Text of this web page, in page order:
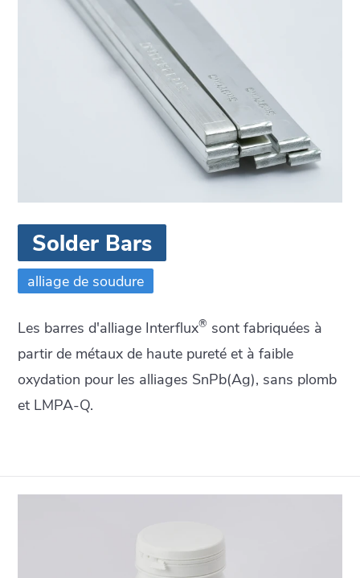
Solder Bars
alliage de soudure
Les barres d'alliage Interflux® sont fabriquées à
partir de métaux de haute pureté et à faible
oxydation pour les alliages SnPb(Ag), sans plomb
et LMPA-Q.